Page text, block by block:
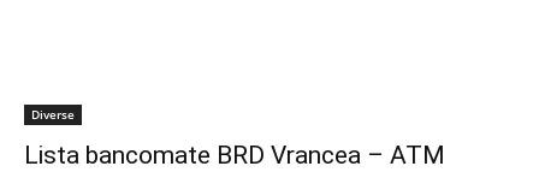
Diverse
Lista bancomate BRD Vrancea – ATM